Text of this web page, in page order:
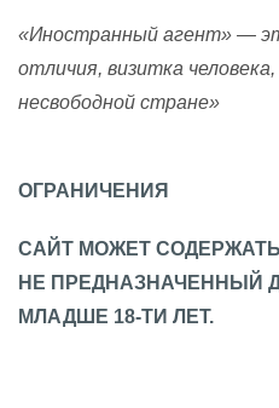
«Иностранный агент» —
отличия, визитка
несвободной стране»
ОГРАНИЧЕНИЯ
САЙТ МОЖЕТ
НЕ ПРЕДНАЗНАЧЕННЫЙ
МЛАДШЕ 18-ТИ ЛЕТ.